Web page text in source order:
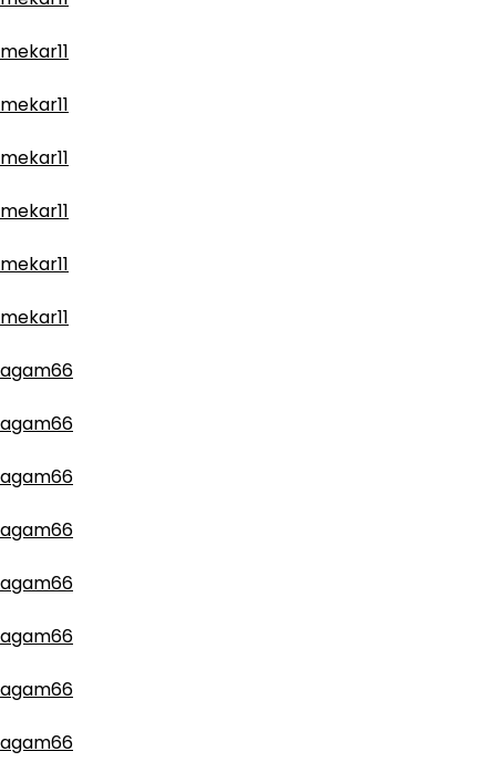
mekar11
mekar11
mekar11
mekar11
mekar11
mekar11
agam66
agam66
agam66
agam66
agam66
agam66
agam66
agam66